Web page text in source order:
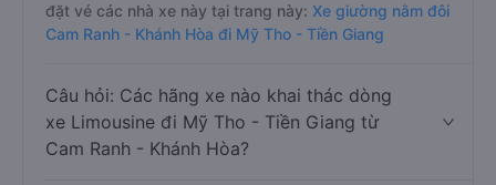
đặt vé các nhà xe này tại trang này: Xe giường nằm đôi
Cam Ranh - Khánh Hòa đi Mỹ Tho - Tiền Giang
Câu hỏi: Các hãng xe nào khai thác dòng
xe Limousine đi Mỹ Tho - Tiền Giang từ
Cam Ranh - Khánh Hòa?